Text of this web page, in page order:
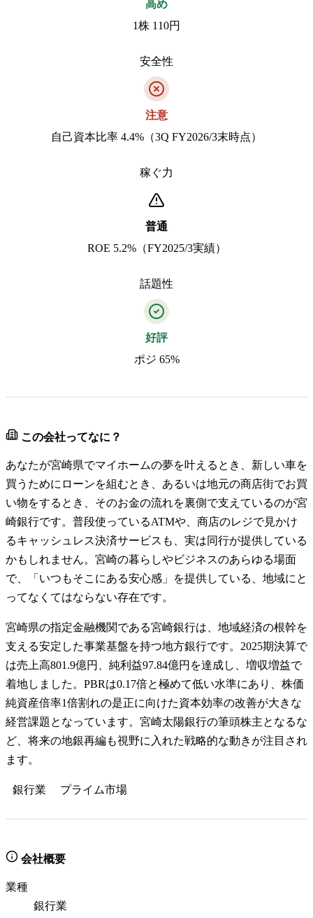
高め
1株 110円
安全性
注意
自己資本比率 4.4%（3Q FY2026/3末時点）
稼ぐ力
普通
ROE 5.2%（FY2025/3実績）
話題性
好評
ポジ 65%
この会社ってなに？
あなたが宮崎県でマイホームの夢を叶えるとき、新しい車を
買うためにローンを組むとき、あるいは地元の商店街でお買
い物をするとき、そのお金の流れを裏側で支えているのが宮
崎銀行です。普段使っているATMや、商店のレジで見かけ
るキャッシュレス決済サービスも、実は同行が提供している
かもしれません。宮崎の暮らしやビジネスのあらゆる場面
で、「いつもそこにある安心感」を提供している、地域にと
ってなくてはならない存在です。
宮崎県の指定金融機関である宮崎銀行は、地域経済の根幹を
支える安定した事業基盤を持つ地方銀行です。2025期決算で
は売上高801.9億円、純利益97.84億円を達成し、増収増益で
着地しました。PBRは0.17倍と極めて低い水準にあり、株価
純資産倍率1倍割れの是正に向けた資本効率の改善が大きな
経営課題となっています。宮崎太陽銀行の筆頭株主となるな
ど、将来の地銀再編も視野に入れた戦略的な動きが注目され
ます。
銀行業 プライム市場
会社概要
業種
銀行業